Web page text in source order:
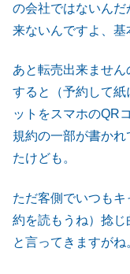
の会社ではないん
来ないんですよ、基
あと転売出来ませ
すると（予約して
ットをスマホのQR
規約の一部が書か
たけども。
ただ客側でいつも
約を読もうね）捻じ
と言ってきますがね